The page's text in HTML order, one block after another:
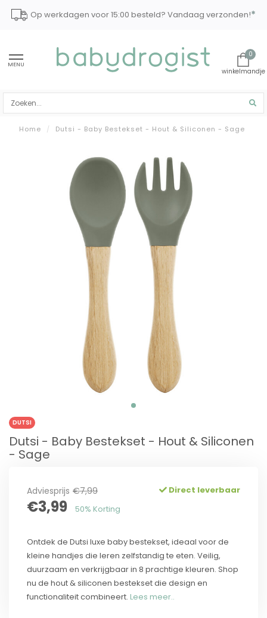
Op werkdagen voor 15:00 besteld? Vandaag verzonden!*
MENU
0
Home / Dutsi - Baby Bestekset - Hout & Siliconen - Sage
DUTSI
Dutsi - Baby Bestekset - Hout & Siliconen
- Sage
Adviesprijs €7,99
€3,99 50% Korting
Direct leverbaar
Ontdek de Dutsi luxe baby bestekset, ideaal voor de
kleine handjes die leren zelfstandig te eten. Veilig,
duurzaam en verkrijgbaar in 8 prachtige kleuren. Shop
nu de hout & siliconen bestekset die design en
functionaliteit combineert. Lees meer..